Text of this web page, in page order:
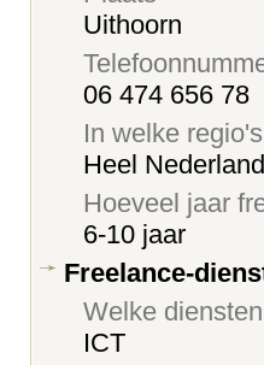
Uithoorn
06 474 656 78
In welke
Heel Nederland
Hoeveel jaar
6-10 jaar
Freelance-
Welke
ICT